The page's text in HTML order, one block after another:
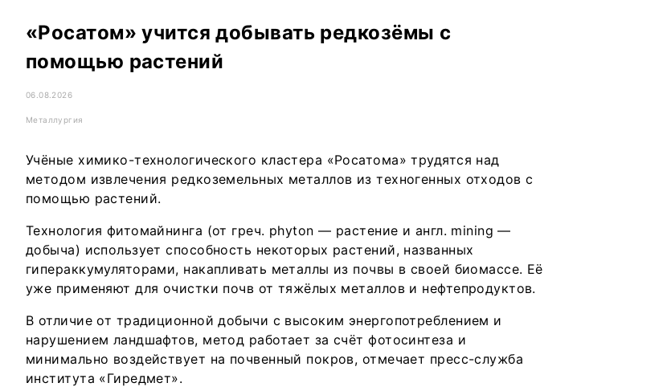
«Росатом» учится добывать редкозёмы с
помощью растений
06.08.2026
Металлургия
Учёные химико-технологического кластера «Росатома» трудятся над
методом извлечения редкоземельных металлов из техногенных отходов с
помощью растений.
Технология фитомайнинга (от греч. phyton — растение и англ. mining —
добыча) использует способность некоторых растений, названных
гипераккумуляторами, накапливать металлы из почвы в своей биомассе. Её
уже применяют для очистки почв от тяжёлых металлов и нефтепродуктов.
В отличие от традиционной добычи с высоким энергопотреблением и
нарушением ландшафтов, метод работает за счёт фотосинтеза и
минимально воздействует на почвенный покров, отмечает пресс-служба
института «Гиредмет».